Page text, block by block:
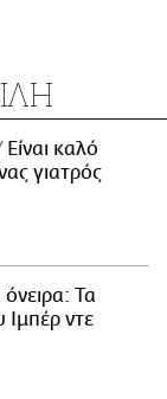
Είναι καλό
γιατρός
Τα
Ιμπέρ ντε